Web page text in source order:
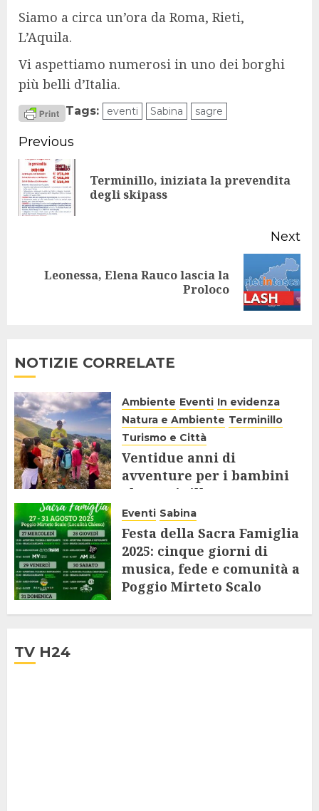
Siamo a circa un’ora da Roma, Rieti,
L’Aquila.
Vi aspettiamo numerosi in uno dei borghi
più belli d’Italia.
Tags: eventi Sabina sagre
Continue
Reading
Previous
Terminillo, iniziata la prevendita
degli skipass
Next
NextLeonessa, Elena Rauco lascia la
Proloco
NOTIZIE CORRELATE
Ambiente Eventi In evidenza
Natura e Ambiente Terminillo
Turismo e Città
Ventidue anni di
avventure per i bambini
al Terminillo
8 SETTEMBRE 2025
Eventi Sabina
Festa della Sacra Famiglia
2025: cinque giorni di
musica, fede e comunità a
Poggio Mirteto Scalo
TV H24